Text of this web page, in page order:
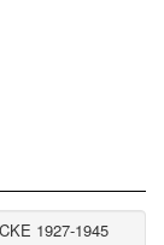
1927-1945